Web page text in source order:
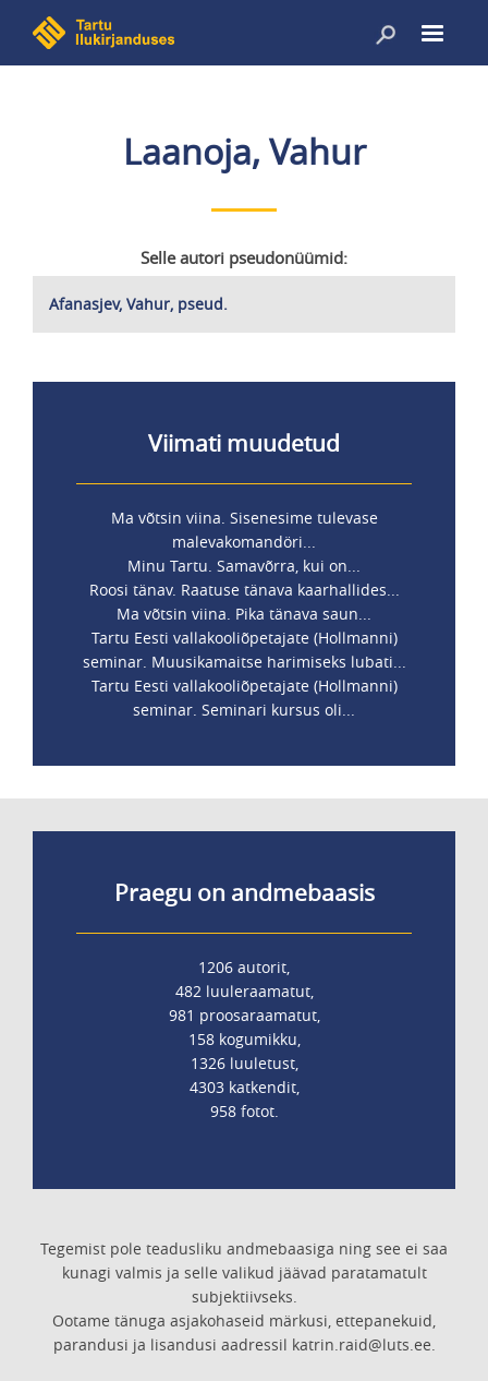
edasi
Laanoja, Vahur
Selle autori pseudonüümid:
Afanasjev, Vahur, pseud.
Viimati muudetud
Ma võtsin viina. Sisenesime tulevase
malevakomandöri...
Minu Tartu. Samavõrra, kui on...
Roosi tänav. Raatuse tänava kaarhallides...
Ma võtsin viina. Pika tänava saun...
Tartu Eesti vallakooliõpetajate (Hollmanni)
seminar. Muusikamaitse harimiseks lubati...
Tartu Eesti vallakooliõpetajate (Hollmanni)
seminar. Seminari kursus oli...
Praegu on andmebaasis
1206 autorit,
482 luuleraamatut,
981 proosaraamatut,
158 kogumikku,
1326 luuletust,
4303 katkendit,
958 fotot.
Tegemist pole teadusliku andmebaasiga ning see ei saa
kunagi valmis ja selle valikud jäävad paratamatult
subjektiivseks.
Ootame tänuga asjakohaseid märkusi, ettepanekuid,
parandusi ja lisandusi aadressil katrin.raid@luts.ee.